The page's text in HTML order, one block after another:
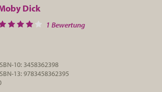
Dick
1 Bewertung
10: 3458362398
13: 9783458362395